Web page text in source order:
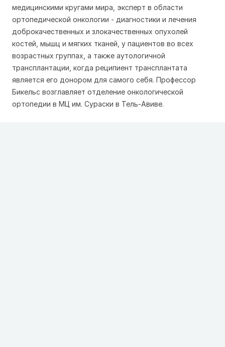
медицинскими кругами мира, эксперт в области
ортопедической онкологии - диагностики и лечения
доброкачественных и злокачественных опухолей
костей, мышц и мягких тканей, у пациентов во всех
возрастных группах, а также аутологичной
трансплантации, когда реципиент трансплантата
является его донором для самого себя. Профессор
Бикельс возглавляет отделение онкологической
ортопедии в МЦ им. Сураски в Тель-Авиве.